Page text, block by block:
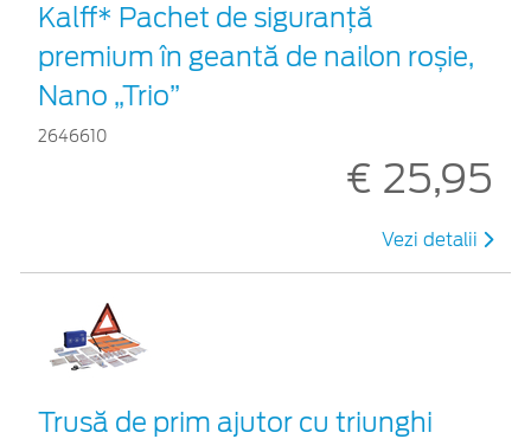
Kalff* Pachet de siguranţă
premium în geantă de nailon roșie,
Nano „Trio”
2646610
€ 25,95
Vezi detalii
Trusă de prim ajutor cu triunghi